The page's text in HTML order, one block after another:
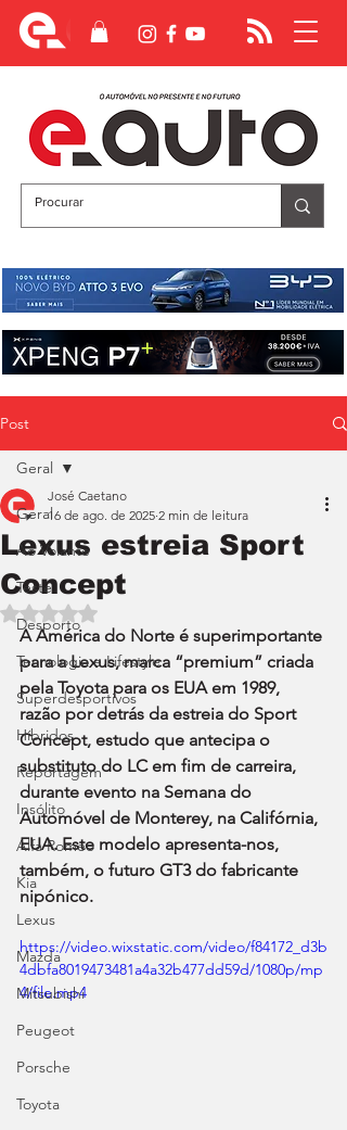
Post
Geral
Ao Volante
Teste
Desporto
Tecnologia e Lifestyle
Superdesportivos
Híbridos
Reportagem
Insólito
Alfa Romeo
Kia
Lexus
Mazda
Mitsubishi
Peugeot
Porsche
Toyota
Geral
Lexus estreia Sport
Concept
José Caetano
16 de ago. de 2025 2 min de leitura
Avaliado com NaN de 5 estrelas.
A América do Norte é superimportante
para a Lexus, marca “premium” criada
pela Toyota para os EUA em 1989,
razão por detrás da estreia do Sport
Concept, estudo que antecipa o
substituto do LC em fim de carreira,
durante evento na Semana do
Automóvel de Monterey, na Califórnia,
EUA. Este modelo apresenta-nos,
também, o futuro GT3 do fabricante
nipónico.
https://video.wixstatic.com/video/f84172_d3b
4dbfa8019473481a4a32b477dd59d/1080p/mp
4/file.mp4